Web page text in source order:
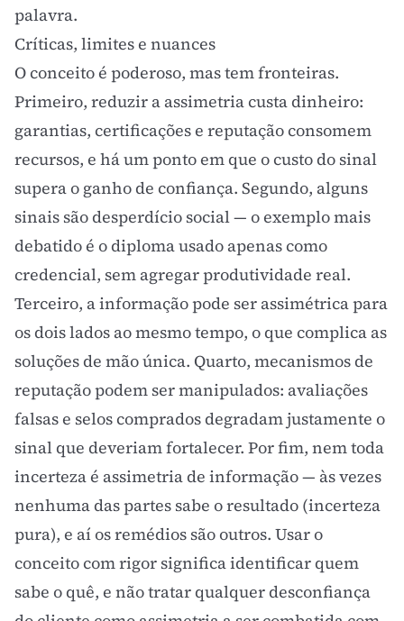
palavra.
Críticas, limites e nuances
O conceito é poderoso, mas tem fronteiras.
Primeiro, reduzir a assimetria custa dinheiro:
garantias, certificações e reputação consomem
recursos, e há um ponto em que o custo do sinal
supera o ganho de confiança. Segundo, alguns
sinais são desperdício social — o exemplo mais
debatido é o diploma usado apenas como
credencial, sem agregar produtividade real.
Terceiro, a informação pode ser assimétrica para
os dois lados ao mesmo tempo, o que complica as
soluções de mão única. Quarto, mecanismos de
reputação podem ser manipulados: avaliações
falsas e selos comprados degradam justamente o
sinal que deveriam fortalecer. Por fim, nem toda
incerteza é assimetria de informação — às vezes
nenhuma das partes sabe o resultado (incerteza
pura), e aí os remédios são outros. Usar o
conceito com rigor significa identificar quem
sabe o quê, e não tratar qualquer desconfiança